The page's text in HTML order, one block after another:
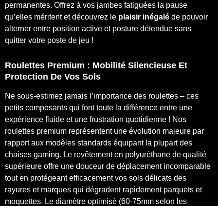
permanentes. Offrez à vos jambes fatiguées la pause
qu’elles méritent et découvrez le plaisir inégalé de pouvoir
alterner entre position active et posture détendue sans
quitter votre poste de jeu !
Roulettes Premium : Mobilité Silencieuse Et
Protection De Vos Sols
Ne sous-estimez jamais l’importance des roulettes – ces
petits composants qui font toute la différence entre une
expérience fluide et une frustration quotidienne ! Nos
roulettes premium représentent une évolution majeure par
rapport aux modèles standards équipant la plupart des
chaises gaming. Le revêtement en polyuréthane de qualité
supérieure offre une douceur de déplacement incomparable
tout en protégeant efficacement vos sols délicats des
rayures et marques qui dégradent rapidement parquets et
moquettes. Le diamètre optimisé (60-75mm selon les